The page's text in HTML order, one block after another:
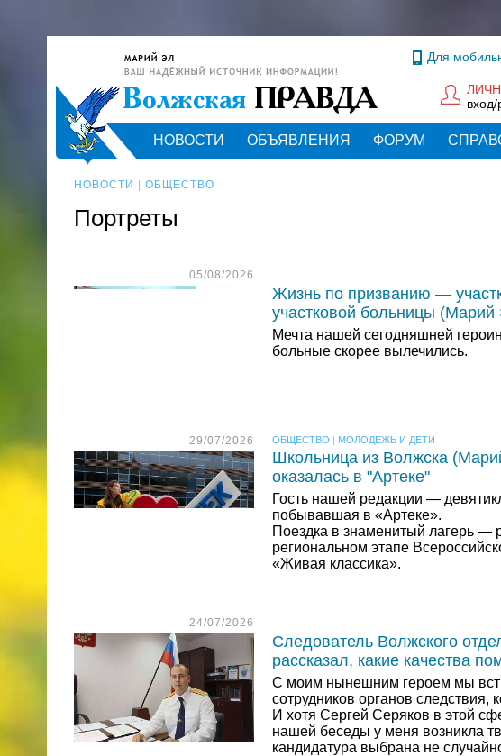
Для
вход/
НОВОСТИ ОБЪЯВЛЕНИЯ ФОРУМ
НОВОСТИ ОБЩЕСТВО
Портреты
05/08/2026
Жизнь по призванию —
участковой больницы (Марий
Мечта нашей сегодняшней
больные скорее вылечились.
29/07/2026 ОБЩЕСТВО | МОЛОДЕЖЬ И ДЕТИ
Школьница из Волжска
оказалась в "Артеке"
Гость нашей редакции —
побывавшая в «Артеке».
Поездка в знаменитый лагерь —
региональном этапе
«Живая классика».
24/07/2026
Следователь Волжского
рассказал, какие качества
С моим нынешним героем мы
сотрудников органов
И хотя Сергей Серяков в этой
нашей беседы у меня возникла
кандидатура выбрана не